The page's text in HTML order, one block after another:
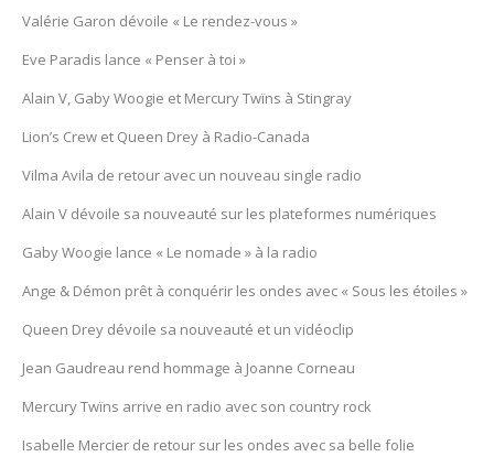
Valérie Garon dévoile « Le rendez-vous »
Eve Paradis lance « Penser à toi »
Alain V, Gaby Woogie et Mercury Twïns à Stingray
Lion’s Crew et Queen Drey à Radio-Canada
Vilma Avila de retour avec un nouveau single radio
Alain V dévoile sa nouveauté sur les plateformes numériques
Gaby Woogie lance « Le nomade » à la radio
Ange & Démon prêt à conquérir les ondes avec « Sous les étoiles »
Queen Drey dévoile sa nouveauté et un vidéoclip
Jean Gaudreau rend hommage à Joanne Corneau
Mercury Twïns arrive en radio avec son country rock
Isabelle Mercier de retour sur les ondes avec sa belle folie